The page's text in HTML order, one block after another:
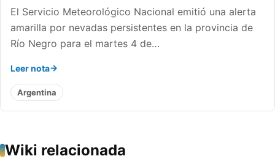
El Servicio Meteorológico Nacional emitió una alerta
amarilla por nevadas persistentes en la provincia de
Río Negro para el martes 4 de…
Leer nota
Argentina
Wiki relacionada